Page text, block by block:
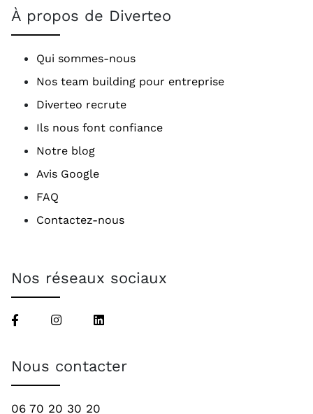
À propos de Diverteo
Qui sommes-nous
Nos team building pour entreprise
Diverteo recrute
Ils nous font confiance
Notre blog
Avis Google
FAQ
Contactez-nous
Nos réseaux sociaux
Nous contacter
06 70 20 30 20